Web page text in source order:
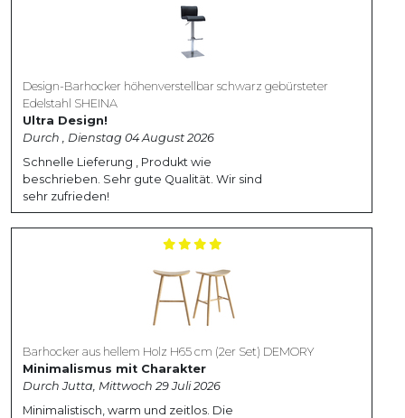
Design-Barhocker höhenverstellbar schwarz gebürsteter
Edelstahl SHEINA
Ultra Design!
Durch , Dienstag 04 August 2026
Schnelle Lieferung , Produkt wie
beschrieben. Sehr gute Qualität. Wir sind
sehr zufrieden!
Barhocker aus hellem Holz H65 cm (2er Set) DEMORY
Minimalismus mit Charakter
Durch Jutta, Mittwoch 29 Juli 2026
Minimalistisch, warm und zeitlos. Die